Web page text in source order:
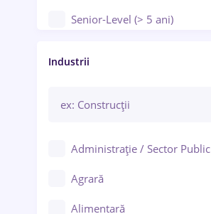
Senior-Level (> 5 ani)
Manager / Executiv
Industrii
Administrație / Sector Public
Agrară
Alimentară